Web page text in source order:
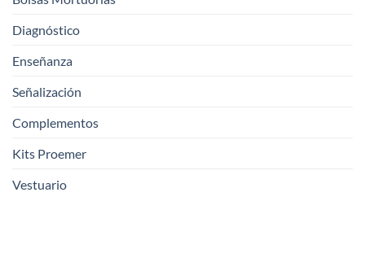
Diagnóstico
Enseñanza
Señalización
Complementos
Kits Proemer
Vestuario